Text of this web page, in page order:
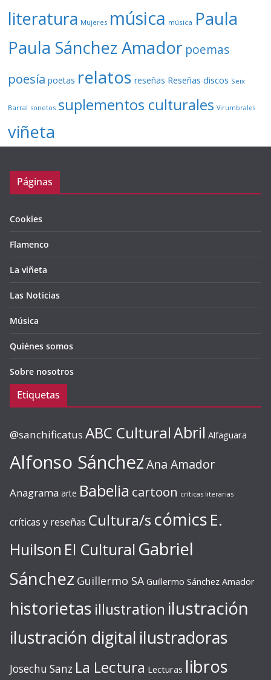
literatura Mujeres música música Paula
Paula Sánchez Amador poemas
poesía poetas relatos reseñas Reseñas discos Seix
Barral sonetos suplementos culturales Virumbrales
viñeta
Páginas
Cookies
Flamenco
La viñeta
Las Noticias
Música
Quiénes somos
Sobre nosotros
Etiquetas
@sanchificatus ABC CulturalAbril Alfaguara
Alfonso SánchezAna Amador
Anagrama arte Babelia cartoon críticas literarias
críticas y reseñas Cultura/s cómics E.
Huilson El Cultural Gabriel
Sánchez Guillermo SA Guillermo Sánchez Amador
historietas illustration ilustración
ilustración digital ilustradoras
Josechu Sanz La Lectura Lecturas libros